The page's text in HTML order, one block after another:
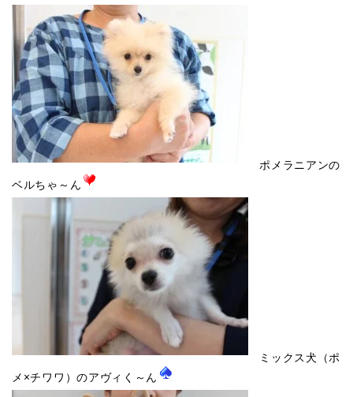
ポメラニアンの
ベルちゃ～ん
ミックス犬（ポ
メ×チワワ）のアヴィく～ん